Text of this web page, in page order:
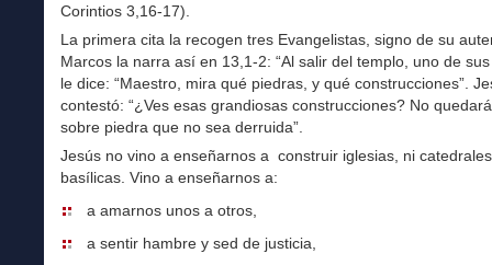
Corintios 3,16-17).
La primera cita la recogen tres Evangelistas, signo de su
Marcos la narra así en 13,1-2: “Al salir del templo, uno de
le dice: “Maestro, mira qué piedras, y qué construcciones”.
contestó: “¿Ves esas grandiosas construcciones? No
sobre piedra que no sea derruida”.
Jesús no vino a enseñarnos a construir iglesias, ni
basílicas. Vino a enseñarnos a:
a amarnos unos a otros,
a sentir hambre y sed de justicia,